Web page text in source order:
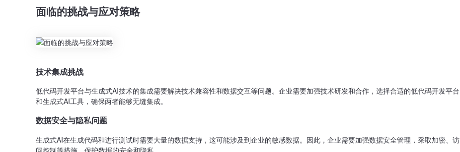
面临的挑战与应对策略
技术集成挑战
低代码开发平台与生成式AI技术的集成需要解决技术兼容性和数据交互等问题。企业需要加强技术研发和合作，选择合适的低代码开发平台
和生成式AI工具，确保两者能够无缝集成。
数据安全与隐私问题
生成式AI在生成代码和进行测试时需要大量的数据支持，这可能涉及到企业的敏感数据。因此，企业需要加强数据安全管理，采取加密、访
问控制等措施，保护数据的安全和隐私。